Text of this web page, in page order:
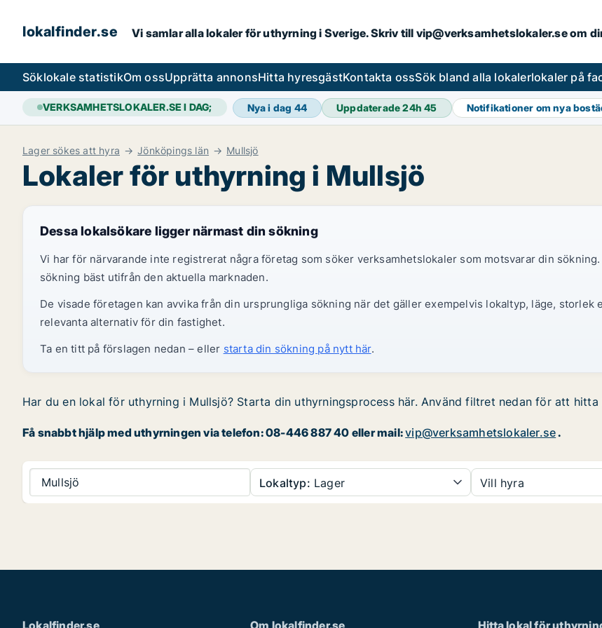
lokalfinder.se Vi samlar alla lokaler för uthyrning i Sverige. Skriv till vip@verksamhetslokaler.se om
Söklokale statistikOm ossUpprätta annonsHitta hyresgästKontakta ossSök bland alla lokalerlokaler på
VERKSAMHETSLOKALER.SE I DAG; Nya i dag 44 Uppdaterade 24h45 Notifikationer om nya
Lager sökes att hyra Jönköpings län Mullsjö
Lokaler för uthyrning i Mullsjö
Dessa lokalsökare ligger närmast din sökning
Vi har för närvarande inte registrerat några företag som söker verksamhetslokaler som motsvarar din
sökning bäst utifrån den aktuella marknaden.
De visade företagen kan avvika från din ursprungliga sökning när det gäller exempelvis lokaltyp, läge,
relevanta alternativ för din fastighet.
Ta en titt på förslagen nedan – eller starta din sökning på nytt här.
Har du en lokal för uthyrning i Mullsjö? Starta din uthyrningsprocess här. Använd filtret nedan för att
Få snabbt hjälp med uthyrningen via telefon: 08-446 887 40 eller mail:vip@verksamhetslokaler.se.
Mullsjö Lokaltyp: Lager Vill hyra
Lokalfinder.se Om lokalfinder.se Hitta lokal för